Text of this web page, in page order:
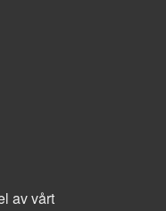
av vårt